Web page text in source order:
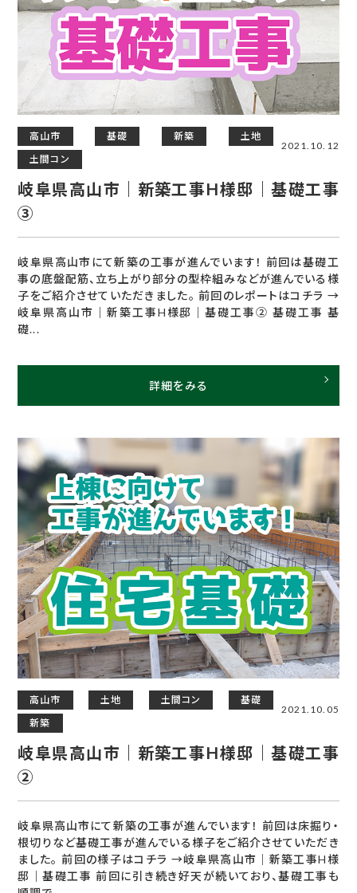
高山市 基礎 新築
土地
土間コン
2021.10.12
岐阜県高山市｜新築工事H様邸｜基礎工事
③
岐阜県高山市にて新築の工事が進んでいます！ 前回は基礎工
事の底盤配筋、立ち上がり部分の型枠組みなどが進んでいる様
子をご紹介させていただきました。 前回のレポートはコチラ →
岐阜県高山市｜新築工事H様邸｜基礎工事② 基礎工事 基
礎...
詳細をみる
高山市 土地 土間コン
基礎
新築
2021.10.05
岐阜県高山市｜新築工事H様邸｜基礎工事
②
岐阜県高山市にて新築の工事が進んでいます！ 前回は床掘り・
根切りなど基礎工事が進んでいる様子をご紹介させていただき
ました。 前回の様子はコチラ →岐阜県高山市｜新築工事H様
邸｜基礎工事 前回に引き続き好天が続いており、基礎工事も